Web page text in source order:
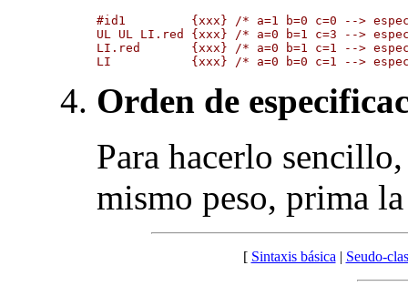
#id1         {xxx} /* a=1 b=0 c=0 -->
UL UL LI.red {xxx} /* a=0 b=1 c=3 -->
LI.red       {xxx} /* a=0 b=1 c=1 -->
Orden de
Para hacerlo
mismo peso, prima
[ Sintaxis básica| Seudo-